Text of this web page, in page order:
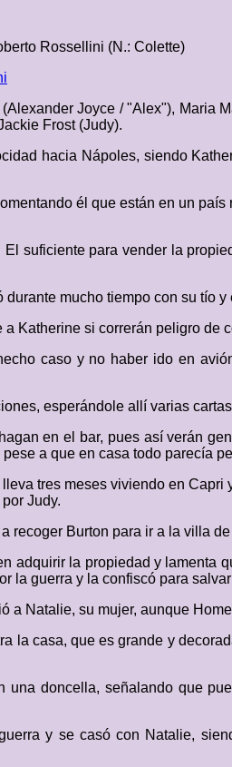
Rossellini (N.: Colette)
Joyce / "Alex"),
Frost (Judy).
hacia Nápoles, siendo
él que están en un
suficiente para vender la
mucho tiempo con su tío y
Katherine si correrán peligro de
caso y no haber ido en
esperándole allí varias
en el bar, pues así verán
a que en casa todo parecía
tres meses viviendo en
Judy.
recoger Burton para ir a la villa
adquirir la propiedad y
la guerra y la confiscó para
a Natalie, su mujer, aunque
la casa, que es grande y
doncella, señalando que
y se casó con Natalie,